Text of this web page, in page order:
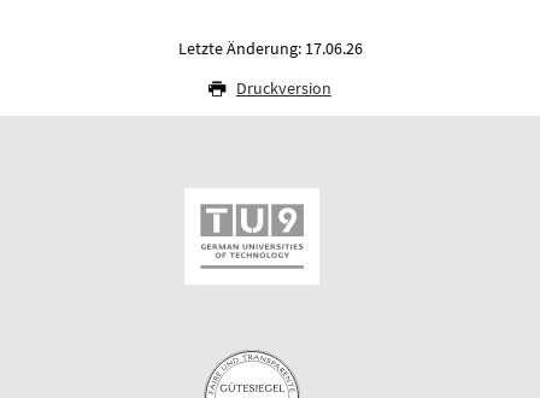
Letzte Änderung: 17.06.26
Druckversion